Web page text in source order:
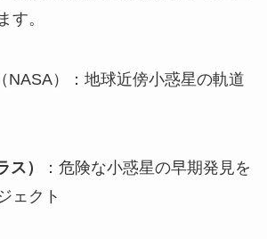
す。
（NASA）：地球近傍小惑星の軌道
）
：危険な小惑星の早期発見を
ェクト